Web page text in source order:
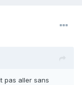
pas aller sans